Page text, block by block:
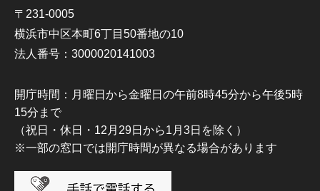
〒231-0005
横浜市中区本町6丁目50番地の10
法人番号：3000020141003
開庁時間：月曜日から金曜日の午前8時45分から午後5時
15分まで
（祝日・休日・12月29日から1月3日を除く）
※一部の窓口では開庁時間が異なる場合があります